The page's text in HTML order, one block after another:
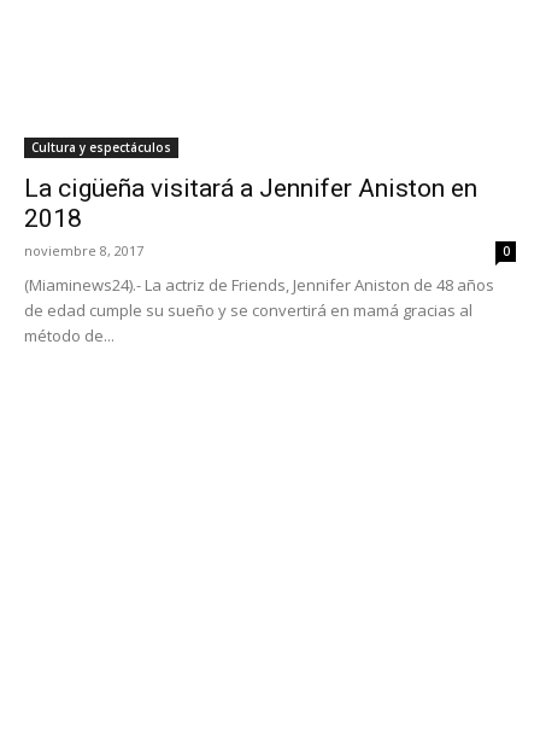
Cultura y espectáculos
La cigüeña visitará a Jennifer Aniston en
2018
noviembre 8, 2017 0
(Miaminews24).- La actriz de Friends, Jennifer Aniston de 48 años
de edad cumple su sueño y se convertirá en mamá gracias al
método de...